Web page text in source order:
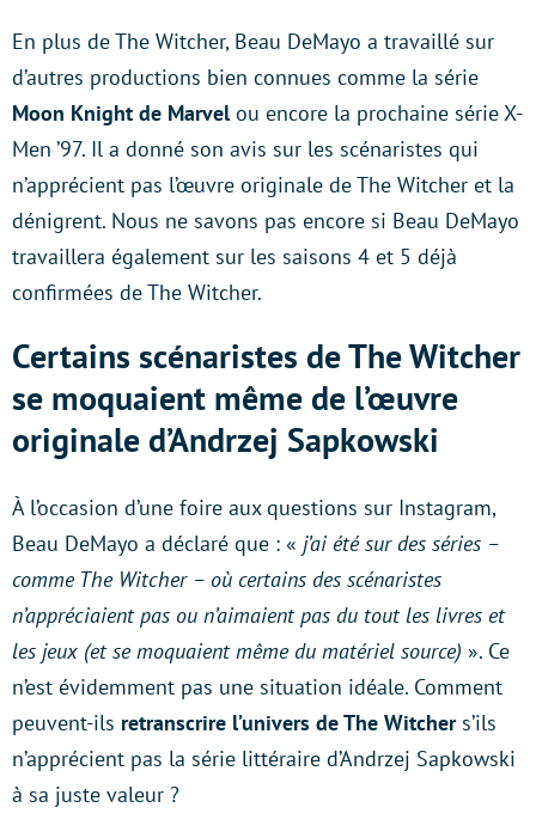
En plus de The Witcher, Beau DeMayo a travaillé sur
d’autres productions bien connues comme la série
Moon Knight de Marvelou encore la prochaine série X-
Men ’97. Il a donné son avis sur les scénaristes qui
n’apprécient pas l’œuvre originale de The Witcher et la
dénigrent. Nous ne savons pas encore si Beau DeMayo
travaillera également sur les saisons 4 et 5 déjà
confirmées de The Witcher.
Certains scénaristes de The Witcher
se moquaient même de l’œuvre
originale d’Andrzej Sapkowski
À l’occasion d’une foire aux questions sur Instagram,
Beau DeMayo a déclaré que : « j’ai été sur des séries –
comme The Witcher – où certains des scénaristes
n’appréciaient pas ou n’aimaient pas du tout les livres et
les jeux (et se moquaient même du matériel source) ». Ce
n’est évidemment pas une situation idéale. Comment
peuvent-ils retranscrire l’univers de The Witchers’ils
n’apprécient pas la série littéraire d’Andrzej Sapkowski
à sa juste valeur ?